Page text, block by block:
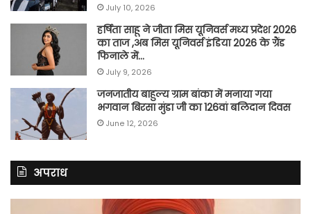
July 10, 2026
हर्षिता साहू ने जीता मिस यूनिवर्स मध्य प्रदेश 2026
का ताज ,अब मिस यूनिवर्स इंडिया 2026 के ग्रैंड
फिनाले में…
July 9, 2026
जनजातीय बाहुल्य ग्राम बांका में मनाया गया
भगवान बिरसा मुंडा जी का 126वां बलिदान दिवस
June 12, 2026
अपराध